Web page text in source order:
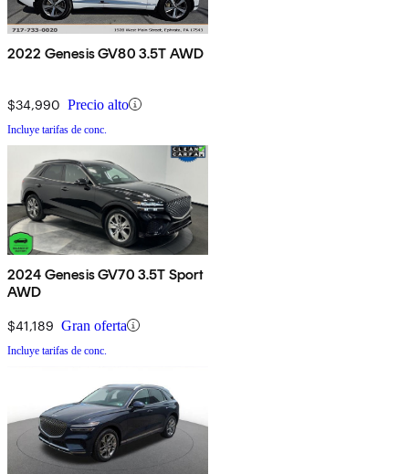
2022 Genesis GV80 3.5T AWD
$34,990 Precio alto
Incluye tarifas de conc.
2024 Genesis GV70 3.5T Sport
AWD
$41,189 Gran oferta
Incluye tarifas de conc.